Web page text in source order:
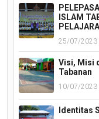
ISLAM
25/07/2023
Visi, Misi
Tabanan
10/07/2023
Identitas